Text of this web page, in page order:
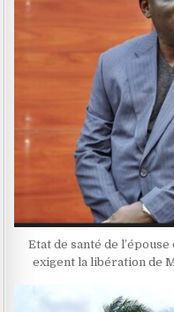
Etat de santé de
exigent la libération de